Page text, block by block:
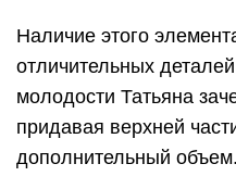
Наличие этого
отличительных
молодости Татьяна
придавая верхней
дополнительный объем.